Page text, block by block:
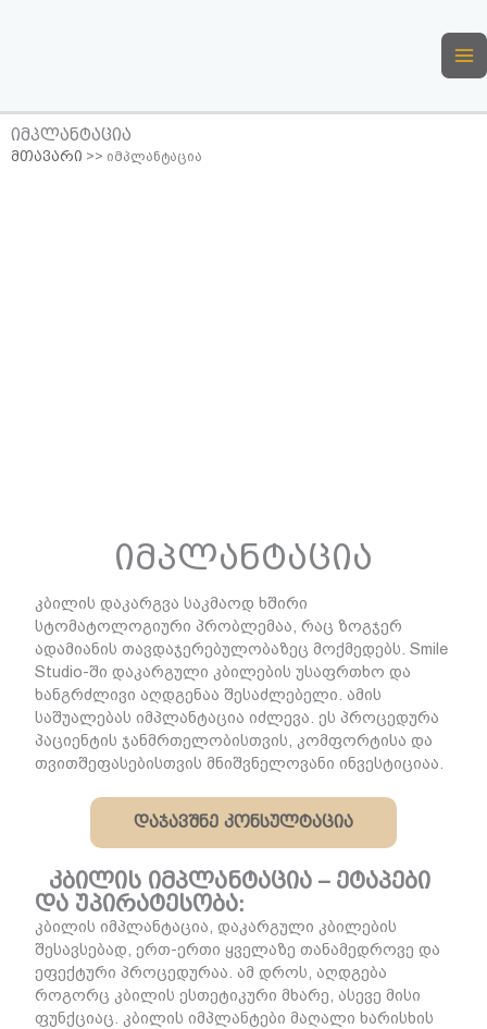
იმპლანტაცია
მთავარი >> იმპლანტაცია
იმპლანტაცია
კბილის დაკარგვა საკმაოდ ხშირი
სტომატოლოგიური პრობლემაა, რაც ზოგჯერ
ადამიანის თავდაჯერებულობაზეც მოქმედებს. Smile
Studio-ში დაკარგული კბილების უსაფრთხო და
ხანგრძლივი აღდგენაა შესაძლებელი. ამის
საშუალებას იმპლანტაცია იძლევა. ეს პროცედურა
პაციენტის ჯანმრთელობისთვის, კომფორტისა და
თვითშეფასებისთვის მნიშვნელოვანი ინვესტიციაა.
დაჯავშნე კონსულტაცია
კბილის იმპლანტაცია – ეტაპები
და უპირატესობა:
კბილის იმპლანტაცია, დაკარგული კბილების
შესავსებად, ერთ-ერთი ყველაზე თანამედროვე და
ეფექტური პროცედურაა. ამ დროს, აღდგება
როგორც კბილის ესთეტიკური მხარე, ასევე მისი
ფუნქციაც. კბილის იმპლანტები მაღალი ხარისხის